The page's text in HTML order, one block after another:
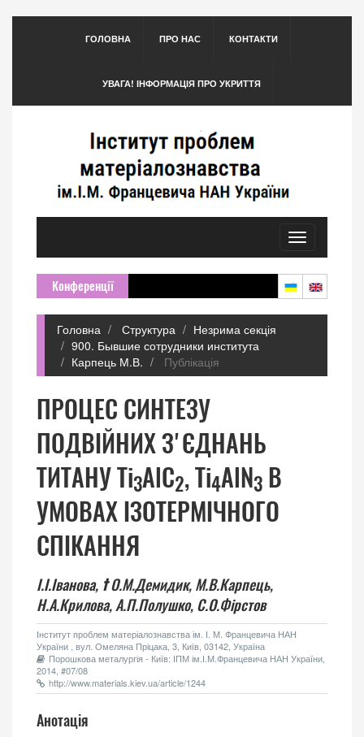
ГОЛОВНА ПРО НАС КОНТАКТИ
УВАГА! ІНФОРМАЦІЯ ПРО УКРИТТЯ
Toggle
navigation
Конференції
Головна Структура
Незрима секція
900. Бывшие сотрудники института
Карпець М.В.
Публікація
ПРОЦЕС СИНТЕЗУ
ПОДВІЙНИХ З'ЄДНАНЬ
ТИТАНУ Ti3AlC2, Ti4AlN3 В
УМОВАХ ІЗОТЕРМІЧНОГО
СПІКАННЯ
І.І.Іванова, †О.М.Демидик, М.В.Карпець,
Н.А.Крилова, А.П.Полушко, С.О.Фірстов
Інститут проблем матеріалознавства ім. І. М. Францевича НАН
України , вул. Омеляна Пріцака, 3, Київ, 03142, Україна
Порошкова металургія - Київ: ІПМ ім.І.М.Францевича НАН України,
2014, #07/08
http://www.materials.kiev.ua/article/1244
Анотація